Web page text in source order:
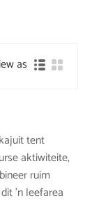
as
tent
aktiwiteite,
ruim
'n leefarea